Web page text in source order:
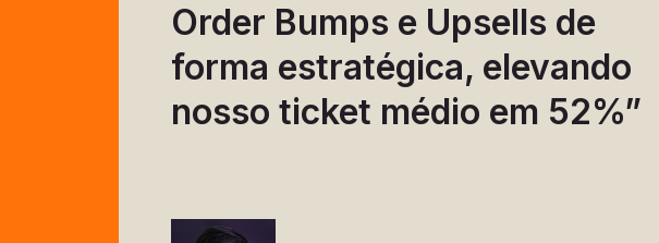
Order Bumps e Upsells de
forma estratégica, elevando
nosso ticket médio em 52%”